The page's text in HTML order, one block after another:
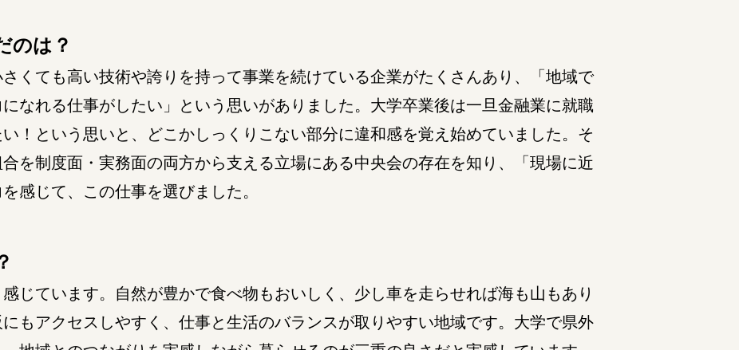
のは？
くても高い技術や誇りを持って事業を続けている企業がたくさんあり、「地域で
なれる仕事がしたい」という思いがありました。大学卒業後は一旦金融業に就職
！という思いと、どこかしっくりこない部分に違和感を覚え始めていました。そ
を制度面・実務面の両方から支える立場にある中央会の存在を知り、「現場に近
感じて、この仕事を選びました。
ています。自然が豊かで食べ物もおいしく、少し車を走らせれば海も山もあり
もアクセスしやすく、仕事と生活のバランスが取りやすい地域です。大学で県外